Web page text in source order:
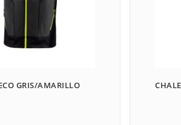
GRIS/AMARILLO